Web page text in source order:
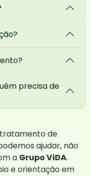
precisa de
de
ajudar, não
a Grupo ViDA.
e orientação em